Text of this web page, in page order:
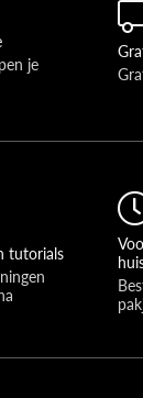
je
tutorials